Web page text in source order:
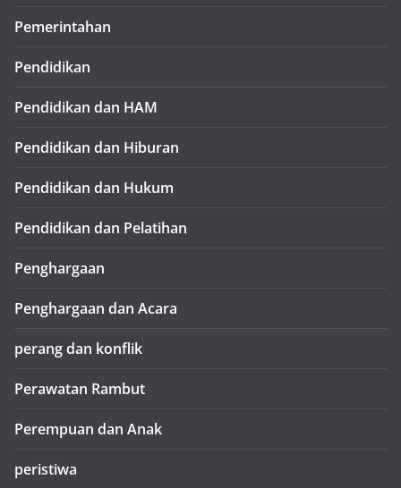
Pemerintahan
Pendidikan
Pendidikan dan HAM
Pendidikan dan Hiburan
Pendidikan dan Hukum
Pendidikan dan Pelatihan
Penghargaan
Penghargaan dan Acara
perang dan konflik
Perawatan Rambut
Perempuan dan Anak
peristiwa